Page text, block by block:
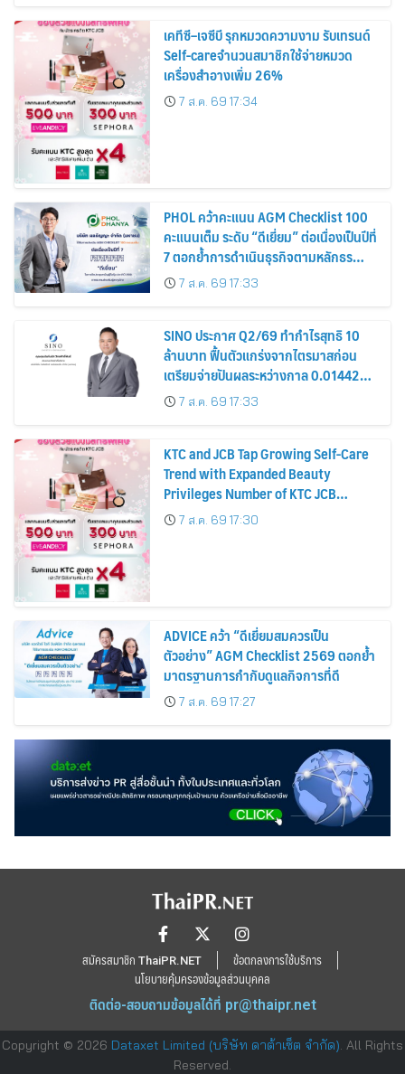
เคทีซี–เจซีบี รุกหมวดความงาม รับเทรนด์
Self-careจำนวนสมาชิกใช้จ่ายหมวด
เครื่องสำอางเพิ่ม 26%
7 ส.ค. 69 17:34
PHOL คว้าคะแนน AGM Checklist 100
คะแนนเต็ม ระดับ “ดีเยี่ยม” ต่อเนื่องเป็นปีที่
7 ตอกย้ำการดำเนินธุรกิจตามหลักธร
รมาภิบาล โปร่งใส สร้างความเชื่อมั่นผู้ถือ
หุ้น
7 ส.ค. 69 17:33
SINO ประกาศ Q2/69 ทำกำไรสุทธิ 10
ล้านบาท ฟื้นตัวแกร่งจากไตรมาสก่อน
เตรียมจ่ายปันผลระหว่างกาล 0.014423
บาทต่อหุ้น ครึ่งปีหลังมุ่งเติบโตต่อเนื่อง
7 ส.ค. 69 17:33
KTC and JCB Tap Growing Self-Care
Trend with Expanded Beauty
Privileges Number of KTC JCB
Cardmembers Spending on
Cosmetics Rises 26%
7 ส.ค. 69 17:30
ADVICE คว้า “ดีเยี่ยมสมควรเป็น
ตัวอย่าง” AGM Checklist 2569 ตอกย้ำ
มาตรฐานการกำกับดูแลกิจการที่ดี
7 ส.ค. 69 17:27
สมัครสมาชิก ThaiPR.NET
ข้อตกลงการใช้บริการ
นโยบายคุ้มครองข้อมูลส่วนบุคคล
ติดต่อ-สอบถามข้อมูลได้ที่ pr@thaipr.net
Copyright © 2026 Dataxet Limited (บริษัท ดาต้าเซ็ต จำกัด). All Rights
Reserved.